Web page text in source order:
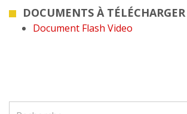
DOCUMENTS À TÉLÉCHARGER
Document Flash Video